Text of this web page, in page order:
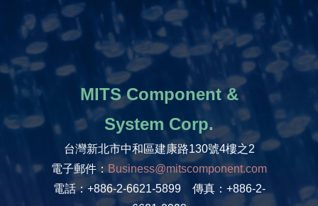
MITS Component &
System Corp.
台灣新北市中和區建康路130號4樓之2
電子郵件： Business@mitscomponent.com
電話：+886-2-6621-5899 傳真：+886-2-